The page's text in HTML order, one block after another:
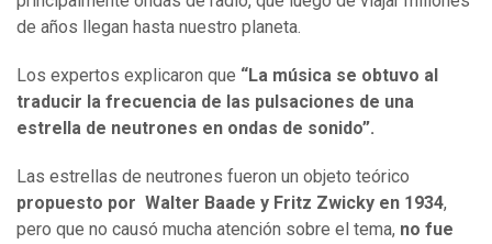
de años llegan hasta nuestro planeta.
Los expertos explicaron que “La música se obtuvo al
traducir la frecuencia de las pulsaciones de una
estrella de neutrones en ondas de sonido”.
Las estrellas de neutrones fueron un objeto teórico
propuesto por Walter Baade y Fritz Zwicky en 1934,
pero que no causó mucha atención sobre el tema, no fue